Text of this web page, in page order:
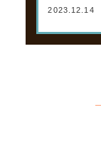
2023.12.14